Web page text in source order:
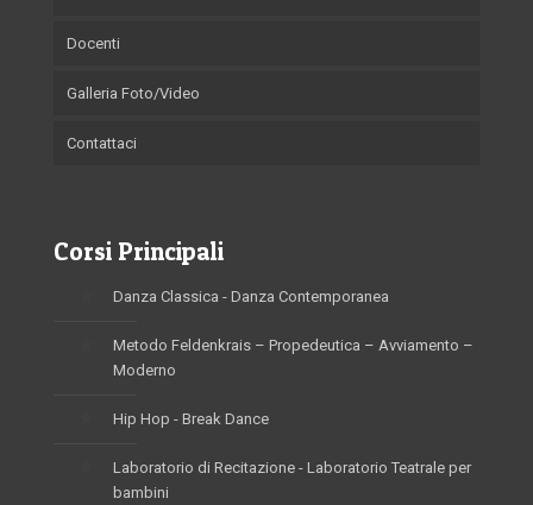
Docenti
Galleria Foto/Video
Contattaci
Corsi Principali
Danza Classica - Danza Contemporanea
Metodo Feldenkrais – Propedeutica – Avviamento –
Moderno
Hip Hop - Break Dance
Laboratorio di Recitazione - Laboratorio Teatrale per
bambini